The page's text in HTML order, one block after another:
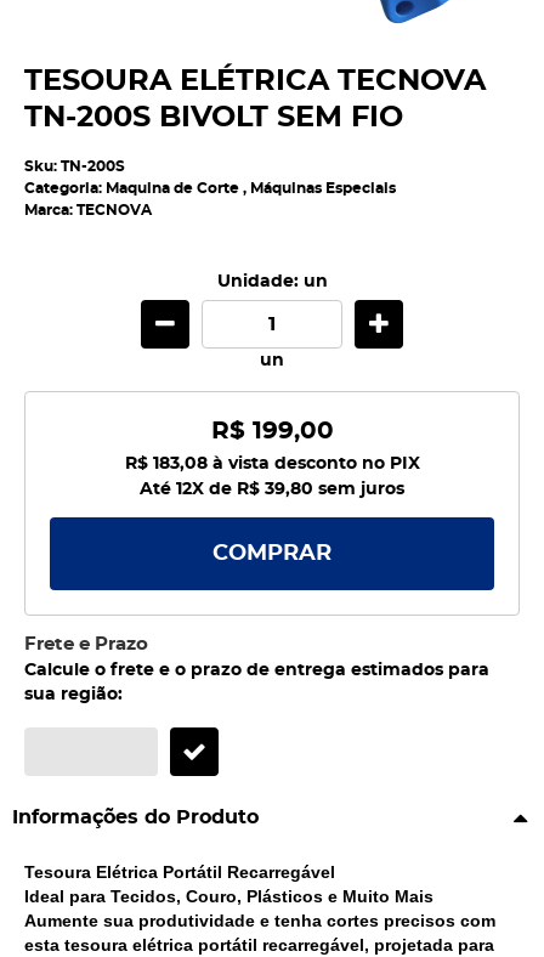
TESOURA ELÉTRICA TECNOVA
TN-200S BIVOLT SEM FIO
Sku: TN-200S
Categoria: Maquina de Corte , Máquinas Especiais
Marca: TECNOVA
Unidade: un
un
R$ 199,00
R$ 183,08à vista desconto no PIX
Até 12X de R$ 39,80 sem juros
COMPRAR
Frete e Prazo
Calcule o frete e o prazo de entrega estimados para
sua região:
Informações do Produto
Tesoura Elétrica Portátil Recarregável
Ideal para Tecidos, Couro, Plásticos e Muito Mais
Aumente sua produtividade e tenha cortes precisos com
esta tesoura elétrica portátil recarregável, projetada para